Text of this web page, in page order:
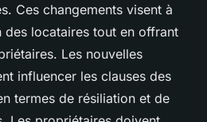
Ces changements visent à
locataires tout en offrant
Les nouvelles
influencer les clauses des
termes de résiliation et de